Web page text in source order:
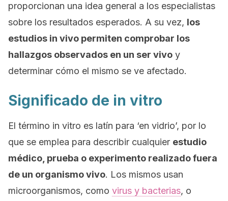
proporcionan una idea general a los especialistas
sobre los resultados esperados. A su vez, los
estudios in vivo permiten comprobar los
hallazgos observados en un ser vivo y
determinar cómo el mismo se ve afectado.
Significado de in vitro
El término in vitro es latín para ‘en vidrio’, por lo
que se emplea para describir cualquier estudio
médico, prueba o experimento realizado fuera
de un organismo vivo. Los mismos usan
microorganismos, como virus y bacterias, o